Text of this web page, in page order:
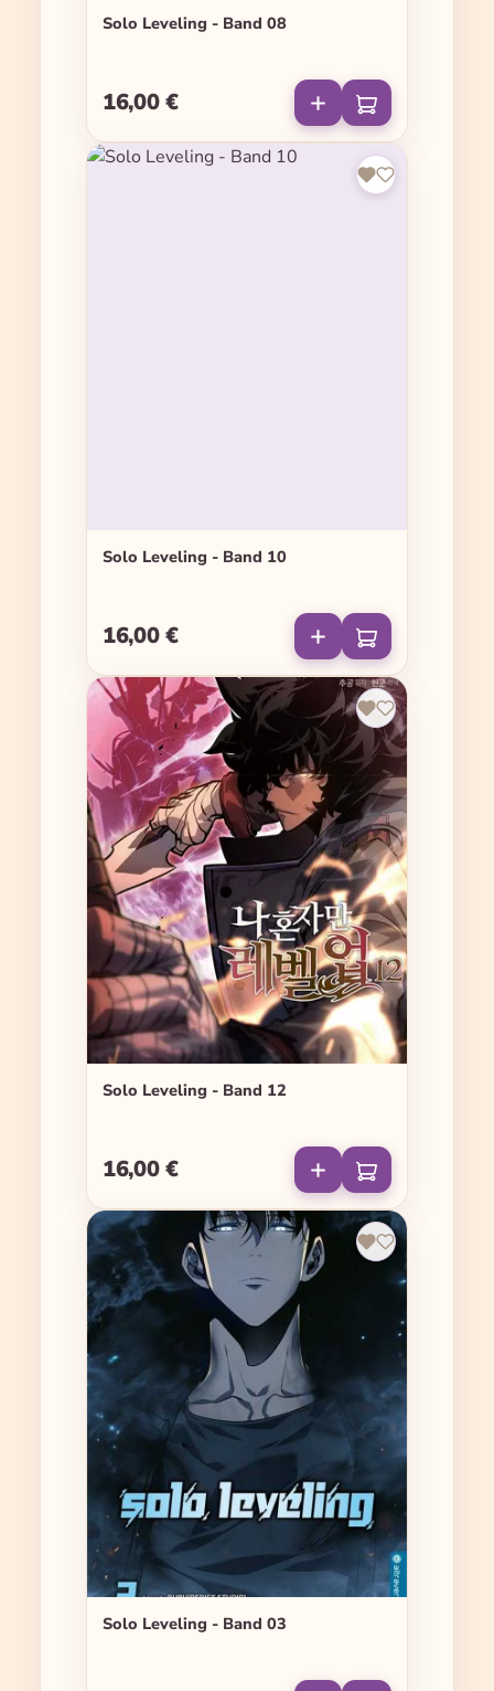
Solo Leveling - Band 08
Regulärer Preis:
16,00 €
Solo Leveling - Band 10
Regulärer Preis:
16,00 €
Solo Leveling - Band 12
Regulärer Preis:
16,00 €
Solo Leveling - Band 03